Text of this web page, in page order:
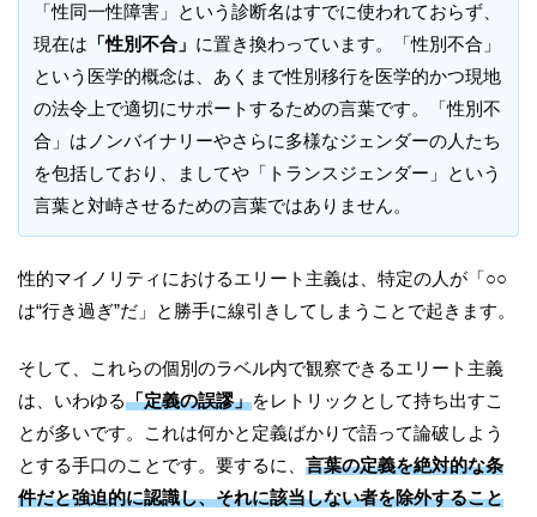
「性同一性障害」という診断名はすでに使われておらず、
現在は 「性別不合」 に置き換わっています。「性別不合」
という医学的概念は、あくまで性別移行を医学的かつ現地
の法令上で適切にサポートするための言葉です。「性別不
合」はノンバイナリーやさらに多様なジェンダーの人たち
を包括しており、ましてや「トランスジェンダー」という
言葉と対峙させるための言葉ではありません。
性的マイノリティにおけるエリート主義は、特定の人が「○○
は“行き過ぎ”だ」と勝手に線引きしてしまうことで起きます。
そして、これらの個別のラベル内で観察できるエリート主義
は、いわゆる「定義の誤謬」をレトリックとして持ち出すこ
とが多いです。これは何かと定義ばかりで語って論破しよう
とする手口のことです。要するに、 言葉の定義を絶対的な条
件だと強迫的に認識し、それに該当しない者を除外すること